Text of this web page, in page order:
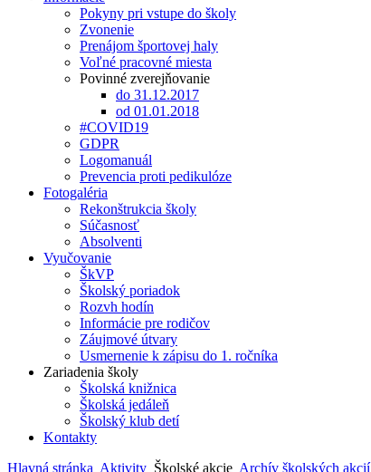
Pokyny pri vstupe do školy
Zvonenie
Prenájom športovej haly
Voľné pracovné miesta
Povinné zverejňovanie
do 31.12.2017
od 01.01.2018
#COVID19
GDPR
Logomanuál
Prevencia proti pedikulóze
Fotogaléria
Rekonštrukcia školy
Súčasnosť
Absolventi
Vyučovanie
ŠkVP
Školský poriadok
Rozvh hodín
Informácie pre rodičov
Záujmové útvary
Usmernenie k zápisu do 1. ročníka
Zariadenia školy
Školská knižnica
Školská jedáleň
Školský klub detí
Kontakty
Hlavná stránka Aktivity Školské akcie Archív školských akcií